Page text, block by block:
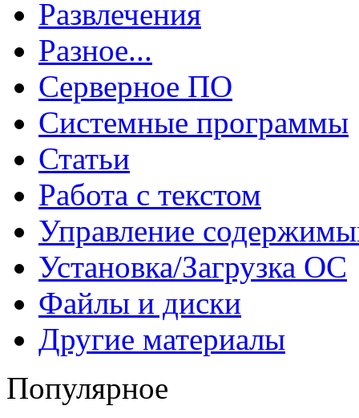
Развлечения
Разное...
Серверное ПО
Системные программы
Статьи
Работа с текстом
Управление
Установка/Загрузка ОС
Файлы и диски
Другие материалы
Популярное